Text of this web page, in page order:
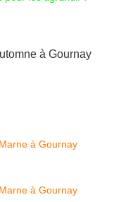
à Gournay